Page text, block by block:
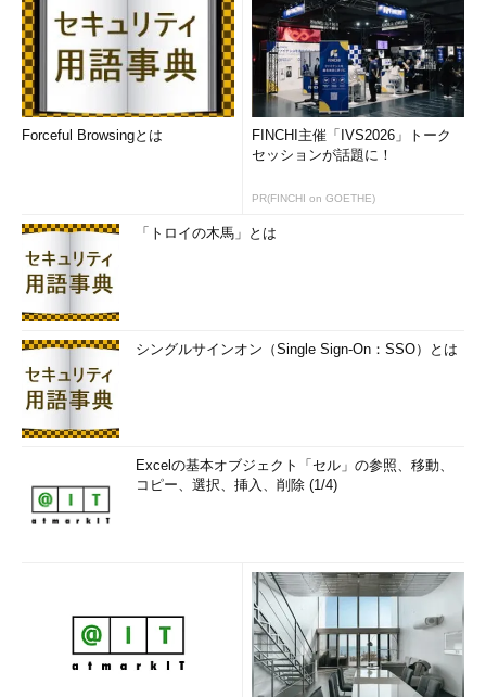
Forceful Browsingとは
FINCHI主催「IVS2026」トーク
セッションが話題に！
PR(FINCHI on GOETHE)
「トロイの木馬」とは
シングルサインオン（Single Sign-On：SSO）とは
Excelの基本オブジェクト「セル」の参照、移動、
コピー、選択、挿入、削除 (1/4)